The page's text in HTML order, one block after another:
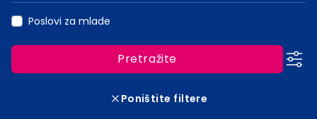
Poslovi za mlade
Pretražite
Poništite filtere